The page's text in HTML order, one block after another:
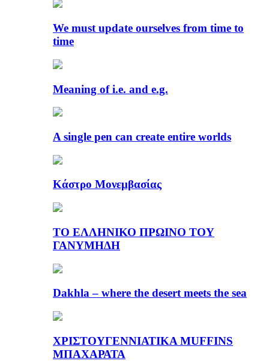
We must update ourselves from time to
time
Meaning of i.e. and e.g.
A single pen can create entire worlds
Κάστρο Μονεμβασίας
ΤΟ ΕΛΛΗΝΙΚΟ ΠΡΩΙΝΟ ΤΟΥ
ΓΑΝΥΜΗΔΗ
Dakhla – where the desert meets the sea
ΧΡΙΣΤΟΥΓΕΝΝΙΑΤΙΚΑ MUFFINS
ΜΠΑΧΑΡΑΤΑ